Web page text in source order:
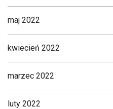
maj 2022
kwiecień 2022
marzec 2022
luty 2022